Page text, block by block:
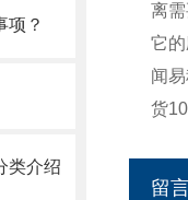
项？
类介绍
离
它
闻
货
留